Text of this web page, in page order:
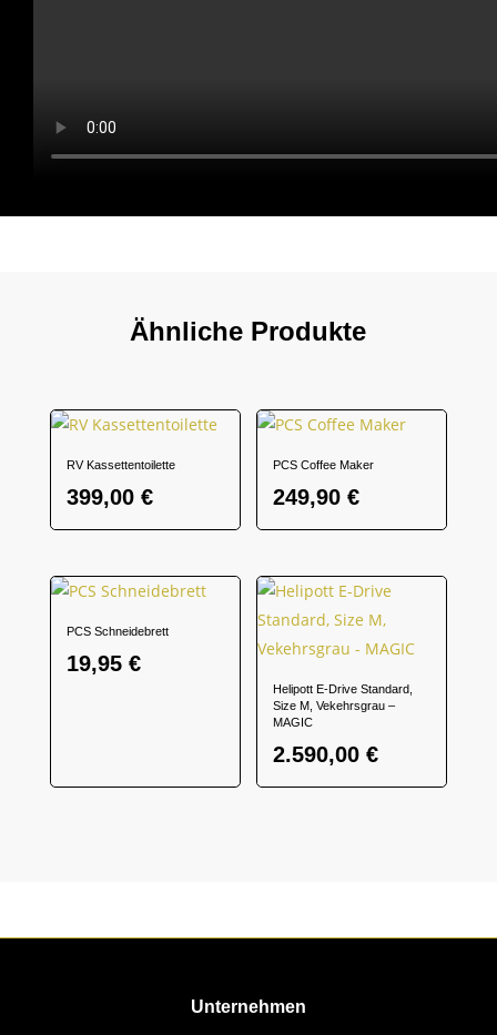
Ähnliche Produkte
RV Kassettentoilette
399,00 €
PCS Coffee Maker
249,90€
PCS Schneidebrett
19,95 €
Helipott E-Drive Standard,
Size M, Vekehrsgrau –
MAGIC
2.590,00€
Unternehmen